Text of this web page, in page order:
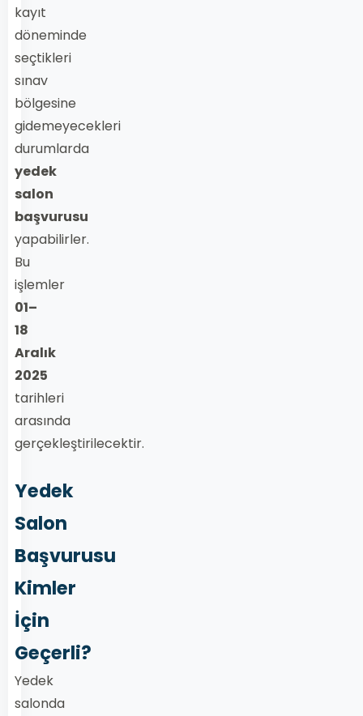
kayıt
döneminde
seçtikleri
sınav
bölgesine
gidemeyecekleri
durumlarda
yedek
salon
başvurusu
yapabilirler.
Bu
işlemler
01–
18
Aralık
2025
tarihleri
arasında
gerçekleştirilecektir.
Yedek
Salon
Başvurusu
Kimler
İçin
Geçerli?
Yedek
salonda